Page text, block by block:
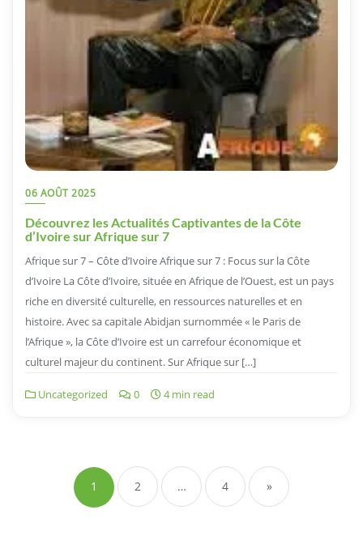
06 AOÛT 2025
Découvrez les Actualités Captivantes de la Côte
d’Ivoire sur Afrique sur 7
Afrique sur 7 – Côte d’Ivoire Afrique sur 7 : Focus sur la Côte
d’Ivoire La Côte d’Ivoire, située en Afrique de l’Ouest, est un pays
riche en diversité culturelle, en ressources naturelles et en
histoire. Avec sa capitale Abidjan surnommée « le Paris de
l’Afrique », la Côte d’Ivoire est un carrefour économique et
culturel majeur du continent. Sur Afrique sur […]
Uncategorized 0 4 min read
des
articles
1 2 … 4 »